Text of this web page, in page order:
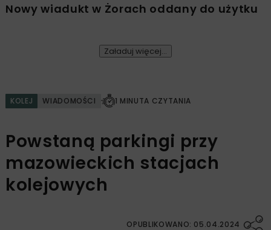
Nowy wiadukt w Żorach oddany do użytku
Załaduj więcej...
KOLEJ WIADOMOŚCI 1 MINUTA CZYTANIA
Powstaną parkingi przy
mazowieckich stacjach
kolejowych
OPUBLIKOWANO: 05.04.2024